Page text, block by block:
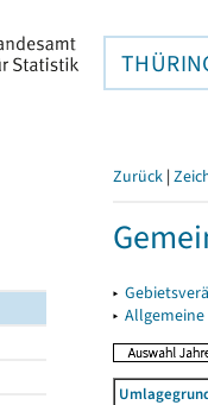
Zurück |
▸
▸